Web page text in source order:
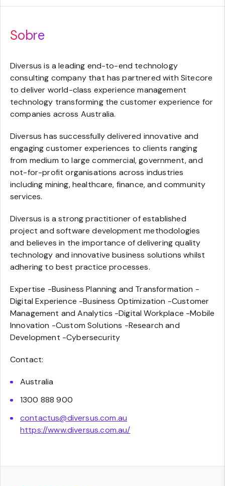
Sobre
Diversus is a leading end-to-end technology
consulting company that has partnered with Sitecore
to deliver world-class experience management
technology transforming the customer experience for
companies across Australia.
Diversus has successfully delivered innovative and
engaging customer experiences to clients ranging
from medium to large commercial, government, and
not-for-profit organisations across industries
including mining, healthcare, finance, and community
services.
Diversus is a strong practitioner of established
project and software development methodologies
and believes in the importance of delivering quality
technology and innovative business solutions whilst
adhering to best practice processes.
Expertise -Business Planning and Transformation -
Digital Experience -Business Optimization -Customer
Management and Analytics -Digital Workplace -Mobile
Innovation -Custom Solutions -Research and
Development -Cybersecurity
Contact:
Australia
1300 888 900
contactus@diversus.com.au
https://www.diversus.com.au/